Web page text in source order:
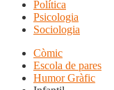
Política
Psicologia
Sociologia
Còmic
Escola de pares
Humor Gràfic